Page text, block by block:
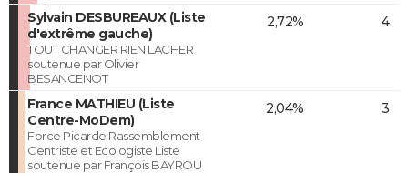
Sylvain DESBUREAUX (Liste
d'extrême gauche)
TOUT CHANGER RIEN LACHER
soutenue par Olivier
BESANCENOT
2,72% 4
France MATHIEU (Liste
Centre-MoDem)
Force Picarde Rassemblement
Centriste et Ecologiste Liste
soutenue par François BAYROU
2,04% 3